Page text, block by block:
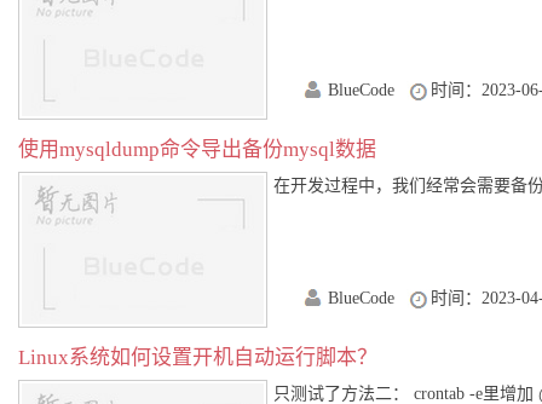
BlueCode 时间：2023-
使用mysqldump命令导出备份mysql数据
在开发过程中，我们经常会需要备
BlueCode 时间：2023-
Linux系统如何设置开机自动运行脚本？
只测试了方法二： crontab -e里增加